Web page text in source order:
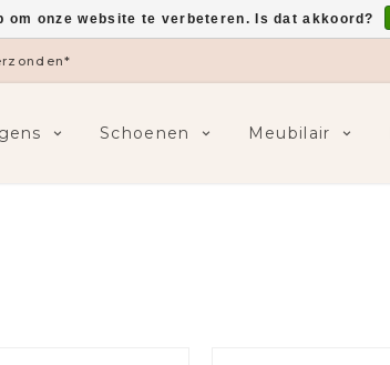
Schoenen Meubilair
om onze website te verbeteren. Is dat akkoord?